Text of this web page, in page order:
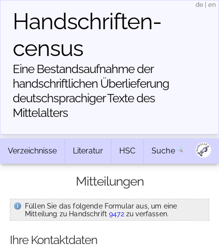
Handschriften­
census
Eine Bestandsaufnahme der
handschriftlichen Über­lieferung
deutschsprachiger Texte des
Mittelalters
de en
Verzeichnisse Literatur HSC Suche
Mitteilungen
Füllen Sie das folgende Formular aus, um eine
Mitteilung zu Handschrift9472zu verfassen.
Ihre Kontaktdaten